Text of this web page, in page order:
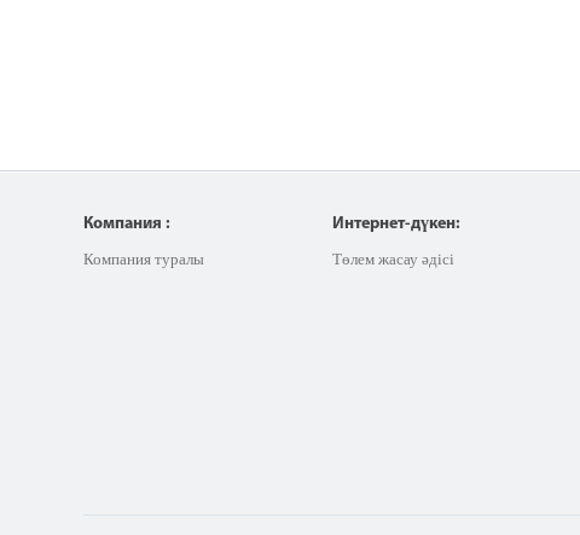
Компания :
Компания туралы
Интернет-дүкен:
Төлем жасау әдісі